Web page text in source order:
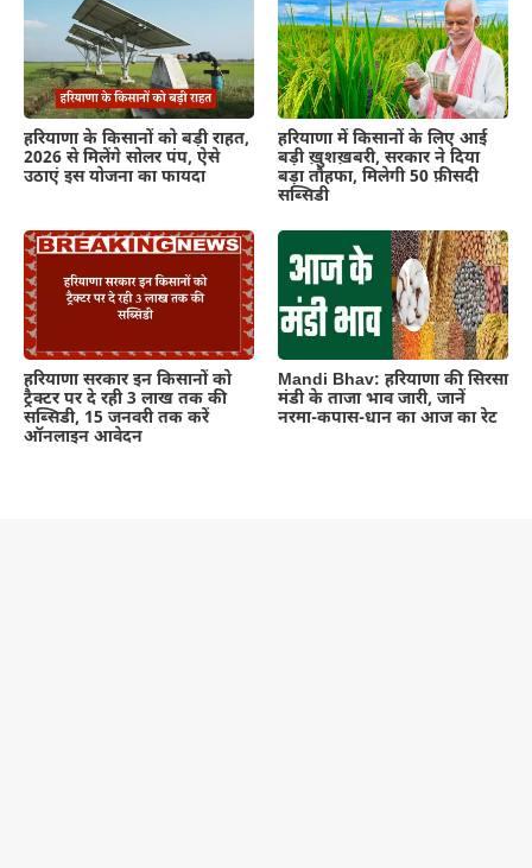
हरियाणा के किसानों को बड़ी राहत,
2026 से मिलेंगे सोलर पंप, ऐसे
उठाएं इस योजना का फायदा
हरियाणा में किसानों के लिए आई
बड़ी ख़ुशख़बरी, सरकार ने दिया
बड़ा तौहफा, मिलेगी 50 फ़ीसदी
सब्सिडी
हरियाणा सरकार इन किसानों को
ट्रैक्टर पर दे रही 3 लाख तक की
सब्सिडी, 15 जनवरी तक करें
ऑनलाइन आवेदन
Mandi Bhav: हरियाणा की सिरसा
मंडी के ताजा भाव जारी, जानें
नरमा-कपास-धान का आज का रेट